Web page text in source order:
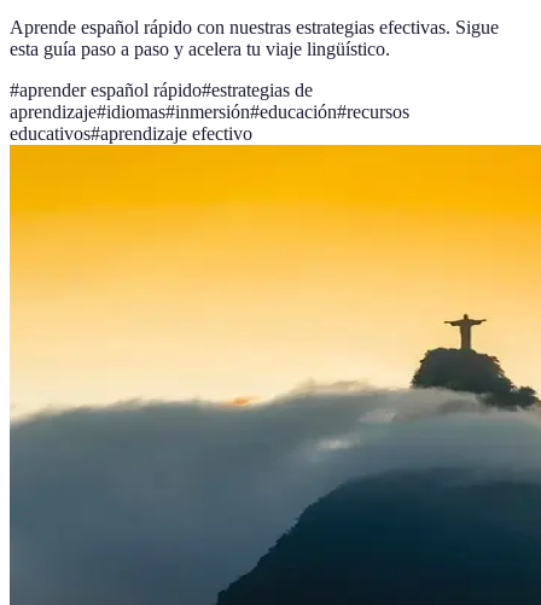
Aprende español rápido con nuestras estrategias efectivas. Sigue
esta guía paso a paso y acelera tu viaje lingüístico.
#aprender español rápido#estrategias de
aprendizaje#idiomas#inmersión#educación#recursos
educativos#aprendizaje efectivo